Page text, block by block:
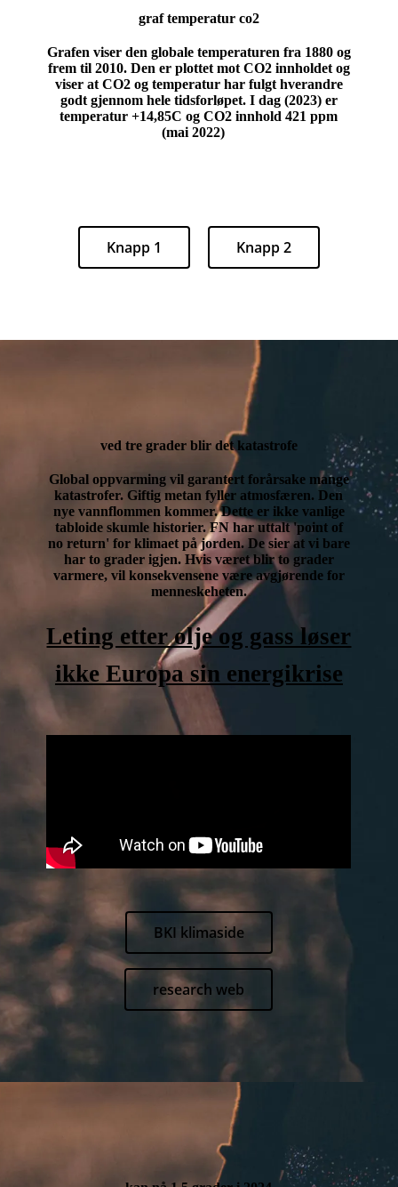
graf temperatur co2
Grafen viser den globale temperaturen fra 1880 og
frem til 2010. Den er plottet mot CO2 innholdet og
viser at CO2 og temperatur har fulgt hverandre
godt gjennom hele tidsforløpet. I dag (2023) er
temperatur +14,85C og CO2 innhold 421 ppm
(mai 2022)
Knapp 1 Knapp 2
ved tre grader blir det katastrofe
Global oppvarming vil garantert forårsake mange
katastrofer. Giftig metan fyller atmosfæren. Den
nye vannflommen kommer. Dette er ikke vanlige
tabloide skumle historier. FN har uttalt 'point of
no return' for klimaet på jorden. De sier at vi bare
har to grader igjen. Hvis været blir to grader
varmere, vil konsekvensene være avgjørende for
menneskeheten.
Leting etter olje og gass løser
ikke Europa sin energikrise
BKI klimaside
research web